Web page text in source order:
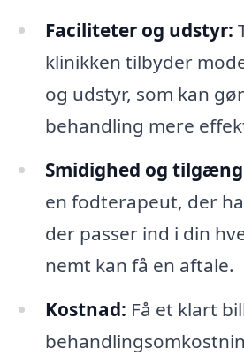
Faciliteter og udstyr:
klinikken tilbyder
og udstyr, som kan
behandling mere
Smidighed og
en fodterapeut, der
der passer ind i din
nemt kan få en aftale.
Kostnad: Få et klart